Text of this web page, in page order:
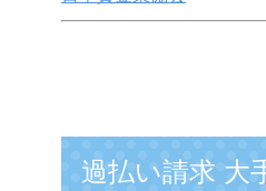
過払い請求 大